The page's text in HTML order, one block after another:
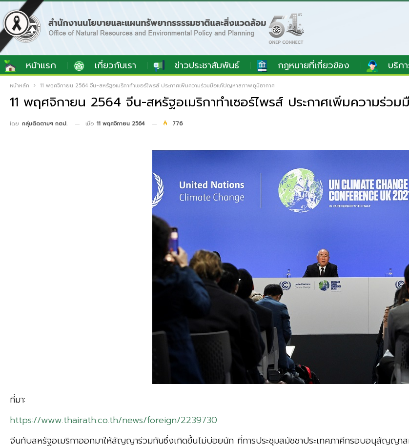
หน้าแรก เกี่ยวกับเรา ข่าวประชาสัมพันธ์ กฎหมายที่เกี่ยวข้อง บริก
หน้าหลัก 11 พฤศจิกายน 2564 จีน-สหรัฐอเมริกาทำเซอร์ไพรส์ ประกาศเพิ่มความร่วมมือแก้ปัญหาสภาพภูมิอากาศ
11 พฤศจิกายน 2564 จีน-สหรัฐอเมริกาทำเซอร์ไพรส์ ประกาศเพิ่มความร่
โดย กลุ่มติดตามฯ กตป. เมื่อ 11 พฤศจิกายน 2564 776
ที่มา:
https://www.thairath.co.th/news/foreign/2239730
จีนกับสหรัฐอเมริกาออกมาให้สัญญาร่วมกันซึ่งเกิดขึ้นไม่บ่อยนัก ที่การประชุมสมัชชาประเทศภาคีกรอบอนุสัญญา